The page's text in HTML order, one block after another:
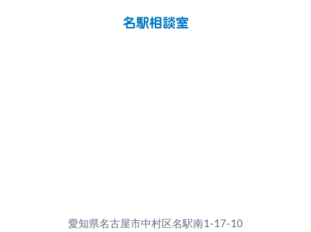
名駅相談室
愛知県名古屋市中村区名駅南1-17-10